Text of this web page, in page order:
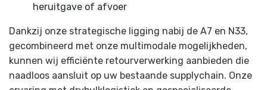
heruitgave of afvoer
Dankzij onze strategische ligging nabij de A7 en N33,
gecombineerd met onze multimodale mogelijkheden,
kunnen wij efficiënte retourverwerking aanbieden die
naadloos aansluit op uw bestaande supplychain. Onze